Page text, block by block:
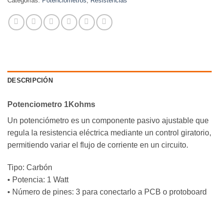
DESCRIPCIÓN
Potenciometro 1Kohms
Un potenciómetro es un componente pasivo ajustable que
regula la resistencia eléctrica mediante un control giratorio,
permitiendo variar el flujo de corriente en un circuito.
Tipo: Carbón
• Potencia: 1 Watt
• Número de pines: 3 para conectarlo a PCB o protoboard